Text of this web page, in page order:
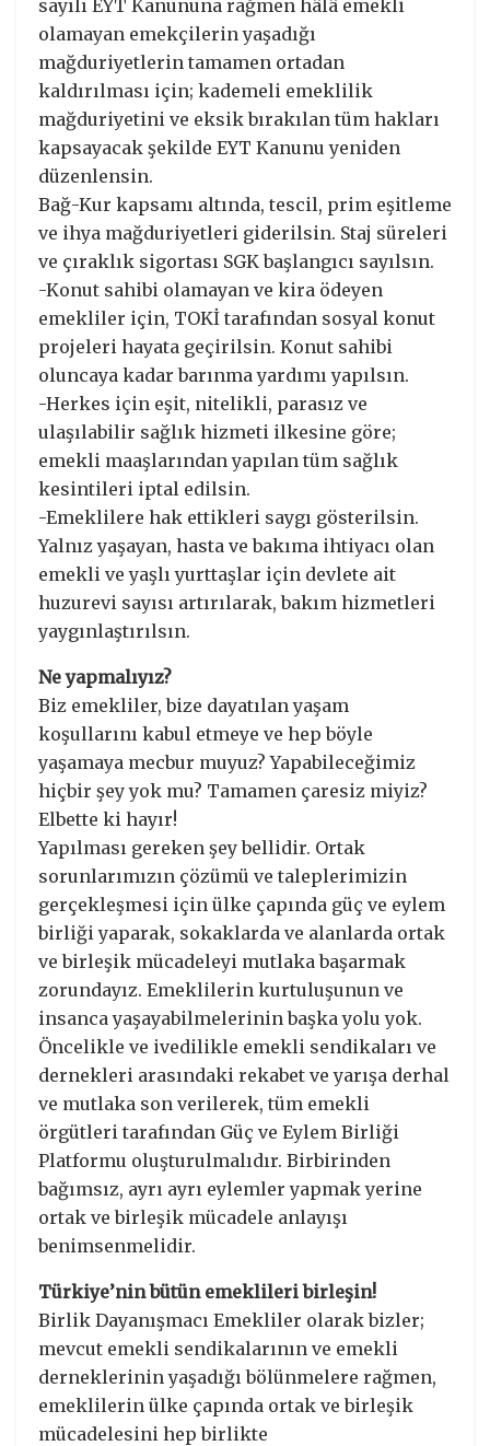
sayılı EYT Kanununa rağmen hâlâ emekli
olamayan emekçilerin yaşadığı
mağduriyetlerin tamamen ortadan
kaldırılması için; kademeli emeklilik
mağduriyetini ve eksik bırakılan tüm hakları
kapsayacak şekilde EYT Kanunu yeniden
düzenlensin.
Bağ-Kur kapsamı altında, tescil, prim eşitleme
ve ihya mağduriyetleri giderilsin. Staj süreleri
ve çıraklık sigortası SGK başlangıcı sayılsın.
-Konut sahibi olamayan ve kira ödeyen
emekliler için, TOKİ tarafından sosyal konut
projeleri hayata geçirilsin. Konut sahibi
oluncaya kadar barınma yardımı yapılsın.
-Herkes için eşit, nitelikli, parasız ve
ulaşılabilir sağlık hizmeti ilkesine göre;
emekli maaşlarından yapılan tüm sağlık
kesintileri iptal edilsin.
-Emeklilere hak ettikleri saygı gösterilsin.
Yalnız yaşayan, hasta ve bakıma ihtiyacı olan
emekli ve yaşlı yurttaşlar için devlete ait
huzurevi sayısı artırılarak, bakım hizmetleri
yaygınlaştırılsın.
Ne yapmalıyız?
Biz emekliler, bize dayatılan yaşam
koşullarını kabul etmeye ve hep böyle
yaşamaya mecbur muyuz? Yapabileceğimiz
hiçbir şey yok mu? Tamamen çaresiz miyiz?
Elbette ki hayır!
Yapılması gereken şey bellidir. Ortak
sorunlarımızın çözümü ve taleplerimizin
gerçekleşmesi için ülke çapında güç ve eylem
birliği yaparak, sokaklarda ve alanlarda ortak
ve birleşik mücadeleyi mutlaka başarmak
zorundayız. Emeklilerin kurtuluşunun ve
insanca yaşayabilmelerinin başka yolu yok.
Öncelikle ve ivedilikle emekli sendikaları ve
dernekleri arasındaki rekabet ve yarışa derhal
ve mutlaka son verilerek, tüm emekli
örgütleri tarafından Güç ve Eylem Birliği
Platformu oluşturulmalıdır. Birbirinden
bağımsız, ayrı ayrı eylemler yapmak yerine
ortak ve birleşik mücadele anlayışı
benimsenmelidir.
Türkiye’nin bütün emeklileri birleşin!
Birlik Dayanışmacı Emekliler olarak bizler;
mevcut emekli sendikalarının ve emekli
derneklerinin yaşadığı bölünmelere rağmen,
emeklilerin ülke çapında ortak ve birleşik
mücadelesini hep birlikte